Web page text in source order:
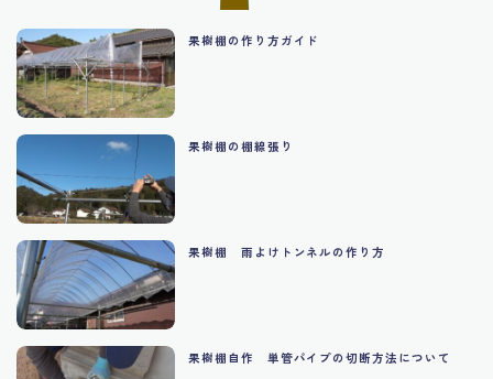
果樹棚の作り方ガイド
果樹棚の棚線張り
果樹棚 雨よけトンネルの作り方
果樹棚自作 単管パイプの切断方法について